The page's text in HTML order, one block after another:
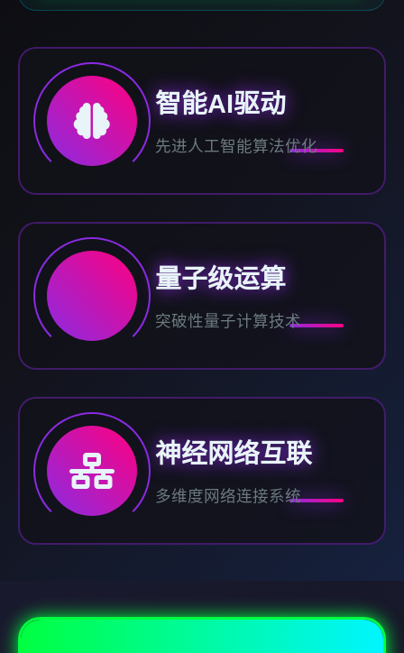
智能AI驱动
先进人工智能算法优化
量子级运算
突破性量子计算技术
神经网络互联
多维度网络连接系统